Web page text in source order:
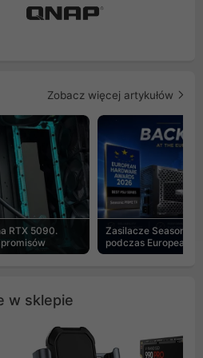
Zobacz więcej artykułów
RTX 5090.
Zasilacze Seasonic
podczas European
w sklepie